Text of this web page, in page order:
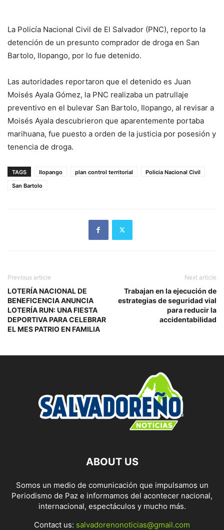
La Policía Nacional Civil de El Salvador (PNC), reporto la
detención de un presunto comprador de droga en San
Bartolo, Ilopango, por lo fue detenido.
Las autoridades reportaron que el detenido es Juan
Moisés Ayala Gómez, la PNC realizaba un patrullaje
preventivo en el bulevar San Bartolo, Ilopango, al revisar a
Moisés Ayala descubrieron que aparentemente portaba
marihuana, fue puesto a orden de la justicia por posesión y
tenencia de droga.
TAGS Ilopango plan control territorial
Policia Nacional Civil
San Bartolo
Previous article
LOTERÍA NACIONAL DE
BENEFICENCIA ANUNCIA
LOTERÍA RUN: UNA FIESTA
DEPORTIVA PARA CELEBRAR
EL MES PATRIO EN FAMILIA
Next article
Trabajan en la ejecución de
estrategias de seguridad vial
para reducir la
accidentabilidad
ABOUT US
Somos un medio de comunicación que impulsamos un
Periodismo de Paz e informamos del acontecer nacional,
internacional, espectáculos y mucho más.
Contact us: salvadorenonoticias@gmail.com